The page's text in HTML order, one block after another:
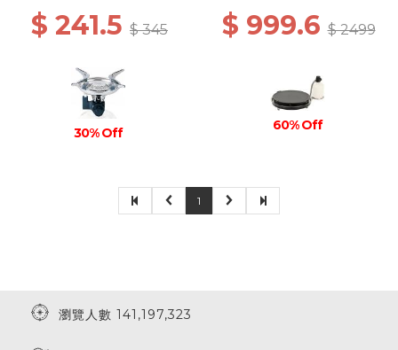
$ 241.5 $ 345
30% Off
$ 999.6$ 2499
60% Off
1
瀏覽人數 141,197,323